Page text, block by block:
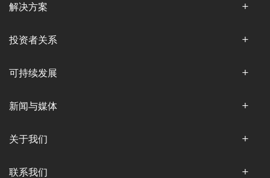
解决方案
投资者关系
可持续发展
新闻与媒体
关于我们
联系我们